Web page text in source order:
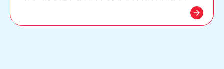
необратимо связывается с 30S cубъединицей
arrow_forward